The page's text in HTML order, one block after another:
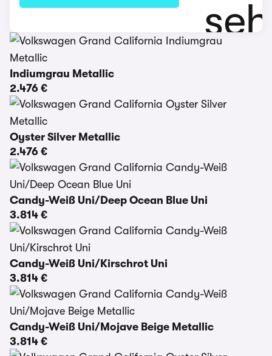
Indiumgrau Metallic
2.476 €
Oyster Silver Metallic
2.476 €
Candy-Weiß Uni/Deep Ocean Blue Uni
3.814 €
Candy-Weiß Uni/Kirschrot Uni
3.814 €
Candy-Weiß Uni/Mojave Beige Metallic
3.814 €